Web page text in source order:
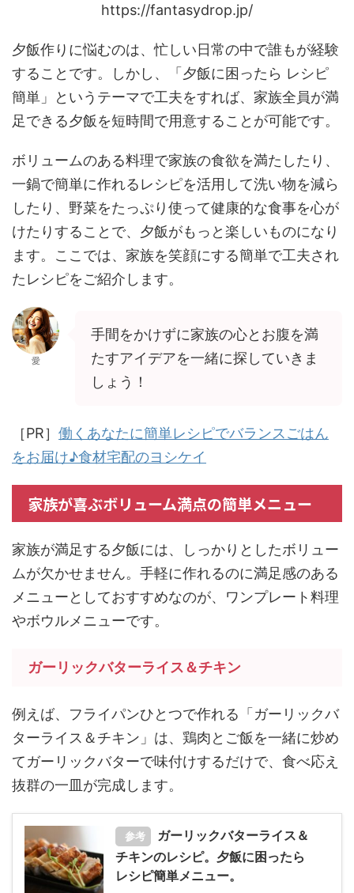
https://fantasydrop.jp/
夕飯作りに悩むのは、忙しい日常の中で誰もが経験
することです。しかし、「夕飯に困ったら レシピ
簡単」というテーマで工夫をすれば、家族全員が満
足できる夕飯を短時間で用意することが可能です。
ボリュームのある料理で家族の食欲を満たしたり、
一鍋で簡単に作れるレシピを活用して洗い物を減ら
したり、野菜をたっぷり使って健康的な食事を心が
けたりすることで、夕飯がもっと楽しいものになり
ます。ここでは、家族を笑顔にする簡単で工夫され
たレシピをご紹介します。
愛
手間をかけずに家族の心とお腹を満
たすアイデアを一緒に探していきま
しょう！
［PR］ 働くあなたに簡単レシピでバランスごはん
をお届け♪食材宅配のヨシケイ
家族が喜ぶボリューム満点の簡単メニュー
家族が満足する夕飯には、しっかりとしたボリュー
ムが欠かせません。手軽に作れるのに満足感のある
メニューとしておすすめなのが、ワンプレート料理
やボウルメニューです。
ガーリックバターライス＆チキン
例えば、フライパンひとつで作れる「ガーリックバ
ターライス＆チキン」は、鶏肉とご飯を一緒に炒め
てガーリックバターで味付けするだけで、食べ応え
抜群の一皿が完成します。
参考
ガーリックバターライス＆
チキンのレシピ。夕飯に困ったら
レシピ簡単メニュー。